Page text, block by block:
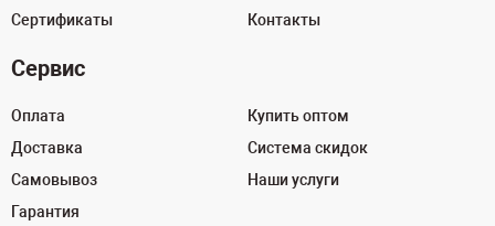
Сертификаты
Контакты
Сервис
Оплата
Доставка
Самовывоз
Гарантия
Купить оптом
Система скидок
Наши услуги